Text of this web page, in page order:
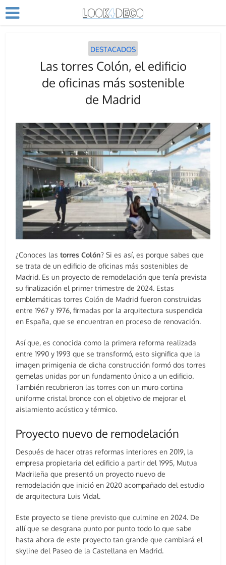
DESTACADOS
Las torres Colón, el edificio
de oficinas más sostenible
de Madrid
¿Conoces lastorres Colón? Si es así, es porque sabes que
se trata de un edificio de oficinas más sostenibles de
Madrid. Es un proyecto de remodelación que tenía prevista
su finalización el primer trimestre de 2024. Estas
emblemáticas torres Colón de Madrid fueron construidas
entre 1967 y 1976, firmadas por la arquitectura suspendida
en España, que se encuentran en proceso de renovación.
Así que, es conocida como la primera reforma realizada
entre 1990 y 1993 que se transformó, esto significa que la
imagen primigenia de dicha construcción formó dos torres
gemelas unidas por un fundamento único a un edificio.
También recubrieron las torres con un muro cortina
uniforme cristal bronce con el objetivo de mejorar el
aislamiento acústico y térmico.
Proyecto nuevo de remodelación
Después de hacer otras reformas interiores en 2019, la
empresa propietaria del edificio a partir del 1995, Mutua
Madrileña que presentó un proyecto nuevo de
remodelación que inició en 2020 acompañado del estudio
de arquitectura Luis Vidal.
Este proyecto se tiene previsto que culmine en 2024. De
allí que se desgrana punto por punto todo lo que sabe
hasta ahora de este proyecto tan grande que cambiará el
skyline del Paseo de la Castellana en Madrid.